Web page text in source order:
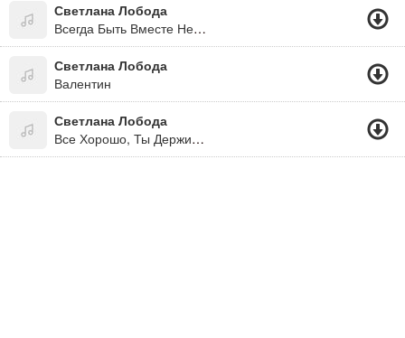
Светлана Лобода
Всегда Быть Вместе Не Могут Люди
Светлана Лобода
Валентин
Светлана Лобода
Все Хорошо, Ты Держись, Раздевайся Ложись, Раз Пришел...